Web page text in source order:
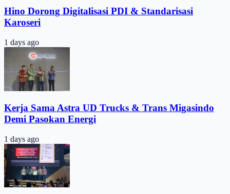
Hino Dorong Digitalisasi PDI & Standarisasi
Karoseri
1 days ago
Kerja Sama Astra UD Trucks & Trans Migasindo
Demi Pasokan Energi
1 days ago